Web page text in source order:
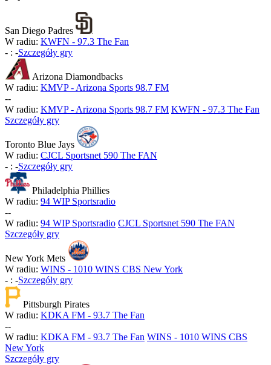
San Diego Padres
W radiu: KWFN - 97.3 The Fan
- : -Szczegóły gry
Arizona Diamondbacks
W radiu: KMVP - Arizona Sports 98.7 FM
--
W radiu: KMVP - Arizona Sports 98.7 FM KWFN - 97.3 The Fan
Szczegóły gry
Toronto Blue Jays
W radiu: CJCL Sportsnet 590 The FAN
- : -Szczegóły gry
Philadelphia Phillies
W radiu: 94 WIP Sportsradio
--
W radiu: 94 WIP Sportsradio CJCL Sportsnet 590 The FAN
Szczegóły gry
New York Mets
W radiu: WINS - 1010 WINS CBS New York
- : -Szczegóły gry
Pittsburgh Pirates
W radiu: KDKA FM - 93.7 The Fan
--
W radiu: KDKA FM - 93.7 The Fan WINS - 1010 WINS CBS
New York
Szczegóły gry